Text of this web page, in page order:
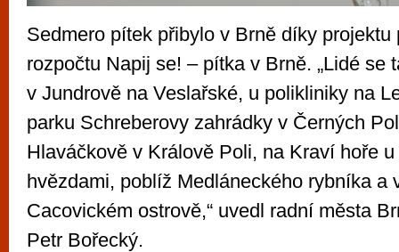
Sedmero pítek přibylo v Brně díky projektu
rozpočtu Napij se! – pítka v Brně. „Lidé se
v Jundrově na Veslařské, u polikliniky na
parku Schreberovy zahrádky v Černých
Hlaváčkově v Králově Poli, na Kraví hoře
hvězdami, poblíž Medláneckého rybníka a
Cacovickém ostrově,“ uvedl radní města
Petr Bořecký.